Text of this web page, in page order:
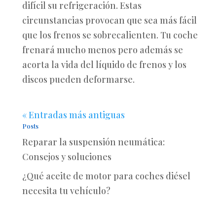
difícil su refrigeración. Estas
circunstancias provocan que sea más fácil
que los frenos se sobrecalienten. Tu coche
frenará mucho menos pero además se
acorta la vida del líquido de frenos y los
discos pueden deformarse.
« Entradas más antiguas
Posts
Reparar la suspensión neumática:
Consejos y soluciones
¿Qué aceite de motor para coches diésel
necesita tu vehículo?